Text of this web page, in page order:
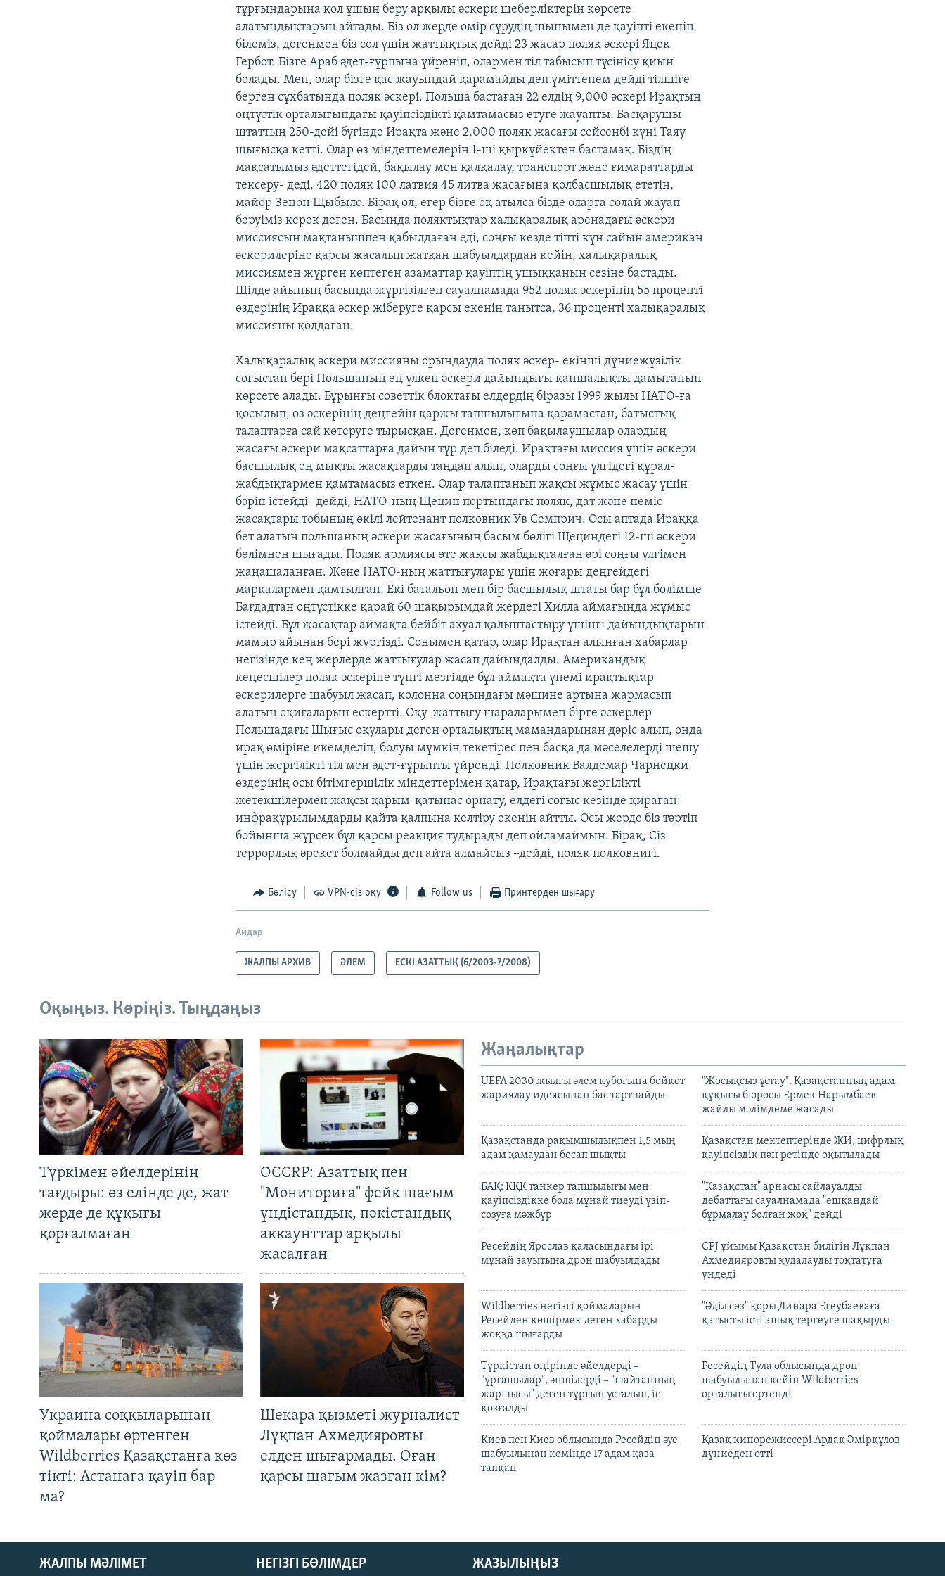
тұрғындарына қол ұшын беру арқылы әскери шеберліктерін көрсете
алатындықтарын айтады. Біз ол жерде өмір сүрудің шынымен де қауіпті екенін
білеміз, дегенмен біз сол үшін жаттықтық дейді 23 жасар поляк әскері Яцек
Гербот. Бізге Араб әдет-ғұрпына үйреніп, олармен тіл табысып түсінісу қиын
болады. Мен, олар бізге қас жауындай қарамайды деп үміттенем дейді тілшіге
берген сұхбатында поляк әскері. Польша бастаған 22 елдің 9,000 әскері Ирақтың
оңтүстік орталығындағы қауіпсіздікті қамтамасыз етуге жауапты. Басқарушы
штаттың 250-дейі бүгінде Ирақта және 2,000 поляк жасағы сейсенбі күні Таяу
шығысқа кетті. Олар өз міндеттемелерін 1-ші қыркүйектен бастамақ. Біздің
мақсатымыз әдеттегідей, бақылау мен қалқалау, транспорт және ғимараттарды
тексеру- деді, 420 поляк 100 латвия 45 литва жасағына қолбасшылық ететін,
майор Зенон Щыбыло. Бірақ ол, егер бізге оқ атылса бізде оларға солай жауап
беруіміз керек деген. Басында поляктықтар халықаралық аренадағы әскери
миссиясын мақтанышпен қабылдаған еді, соңғы кезде тіпті күн сайын американ
әскерилеріне қарсы жасалып жатқан шабуылдардан кейін, халықаралық
миссиямен жүрген көптеген азаматтар қауіптің ушыққанын сезіне бастады.
Шілде айының басында жүргізілген сауалнамада 952 поляк әскерінің 55 проценті
өздерінің Ираққа әскер жіберуге қарсы екенін танытса, 36 проценті халықаралық
миссияны қолдаған.
Халықаралық әскери миссияны орындауда поляк әскер- екінші дүниежүзілік
соғыстан бері Польшаның ең үлкен әскери дайындығы қаншалықты дамығанын
көрсете алады. Бұрынғы советтік блоктағы елдердің біразы 1999 жылы НАТО-ға
қосылып, өз әскерінің деңгейін қаржы тапшылығына қарамастан, батыстық
талаптарға сай көтеруге тырысқан. Дегенмен, көп бақылаушылар олардың
жасағы әскери мақсаттарға дайын тұр деп біледі. Ирақтағы миссия үшін әскери
басшылық ең мықты жасақтарды таңдап алып, оларды соңғы үлгідегі құрал-
жабдықтармен қамтамасыз еткен. Олар талаптанып жақсы жұмыс жасау үшін
бәрін істейді- дейді, НАТО-ның Щецин портындағы поляк, дат және неміс
жасақтары тобының өкілі лейтенант полковник Ув Семприч. Осы аптада Ираққа
бет алатын польшаның әскери жасағының басым бөлігі Щециндегі 12-ші әскери
бөлімнен шығады. Поляк армиясы өте жақсы жабдықталған әрі соңғы үлгімен
жаңашаланған. Және НАТО-ның жаттығулары үшін жоғары деңгейдегі
маркалармен қамтылған. Екі батальон мен бір басшылық штаты бар бұл бөлімше
Бағдадтан оңтүстікке қарай 60 шақырымдай жердегі Хилла аймағында жұмыс
істейді. Бұл жасақтар аймақта бейбіт ахуал қалыптастыру үшінгі дайындықтарын
мамыр айынан бері жүргізді. Сонымен қатар, олар Ирақтан алынған хабарлар
негізінде кең жерлерде жаттығулар жасап дайындалды. Американдық
кеңесшілер поляк әскеріне түнгі мезгілде бұл аймақта үнемі ирақтықтар
әскерилерге шабуыл жасап, колонна соңындағы мәшине артына жармасып
алатын оқиғаларын ескертті. Оқу-жаттығу шараларымен бірге әскерлер
Польшадағы Шығыс оқулары деген орталықтың мамандарынан дәріс алып, онда
ирақ өміріне икемделіп, болуы мүмкін текетірес пен басқа да мәселелерді шешу
үшін жергілікті тіл мен әдет-ғұрыпты үйренді. Полковник Валдемар Чарнецки
өздерінің осы бітімгершілік міндеттерімен қатар, Ирақтағы жергілікті
жетекшілермен жақсы қарым-қатынас орнату, елдегі соғыс кезінде қираған
инфрақұрылымдарды қайта қалпына келтіру екенін айтты. Осы жерде біз тәртіп
бойынша жүрсек бұл қарсы реакция тудырады деп ойламаймын. Бірақ, Сіз
террорлық әрекет болмайды деп айта алмайсыз –дейді, поляк полковнигі.
Бөлісу VPN-сіз оқу Follow us Принтерден шығару
Айдар
ЖАЛПЫ АРХИВ ӘЛЕМ ЕСКІ АЗАТТЫҚ (6/2003-7/2008)
Оқыңыз. Көріңіз. Тыңдаңыз
Түркімен әйелдерінің
тағдыры: өз елінде де, жат
жерде де құқығы
қорғалмаған
OCCRP: Азаттық пен
"Мониториға" фейк шағым
үндістандық, пәкістандық
аккаунттар арқылы
жасалған
Украина соққыларынан
қоймалары өртенген
Wildberries Қазақстанға көз
тікті: Астанаға қауіп бар
ма?
Шекара қызметі журналист
Лұқпан Ахмедияровты
елден шығармады. Оған
қарсы шағым жазған кім?
Жаңалықтар
UEFA 2030 жылғы әлем кубогына бойкот
жариялау идеясынан бас тартпайды
"Жосықсыз ұстау". Қазақстанның адам
құқығы бюросы Ермек Нарымбаев
жайлы мәлімдеме жасады
Қазақстанда рақымшылықпен 1,5 мың
адам қамаудан босап шықты
Қазақстан мектептерінде ЖИ, цифрлық
қауіпсіздік пән ретінде оқытылады
БАҚ: КҚК танкер тапшылығы мен
қауіпсіздікке бола мұнай тиеуді үзіп-
созуға мәжбүр
"Қазақстан" арнасы сайлауалды
дебаттағы сауалнамада "ешқандай
бұрмалау болған жоқ" дейді
Ресейдің Ярослав қаласындағы ірі
мұнай зауытына дрон шабуылдады
CPJ ұйымы Қазақстан билігін Лұқпан
Ахмедияровты қудалауды тоқтатуға
үндеді
Wildberries негізгі қоймаларын
Ресейден көшірмек деген хабарды
жоққа шығарды
"Әділ сөз" қоры Динара Егеубаеваға
қатысты істі ашық тергеуге шақырды
Түркістан өңірінде әйелдерді –
"ұрғашылар", әншілерді – "шайтанның
жаршысы" деген тұрғын ұсталып, іс
қозғалды
Ресейдің Тула облысында дрон
шабуылынан кейін Wildberries
орталығы өртенді
Киев пен Киев облысында Ресейдің әуе
шабуылынан кемінде 17 адам қаза
тапқан
Қазақ кинорежиссері Ардақ Әмірқұлов
дүниеден өтті
ЖАЗЫЛЫҢЫЗ
ЖАЛПЫ МӘЛІМЕТ НЕГІЗГІ БӨЛІМДЕР